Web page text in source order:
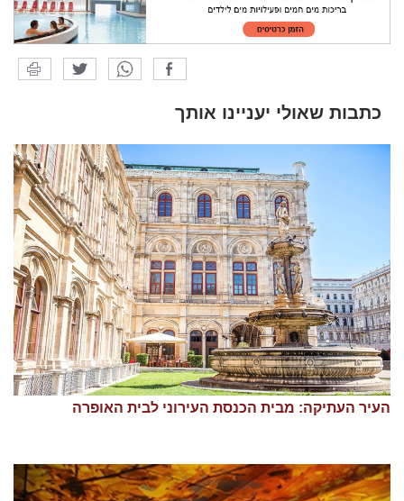
כתבות שאולי יעניינו אותך
העיר העתיקה: מבית הכנסת העירוני לבית האופרה